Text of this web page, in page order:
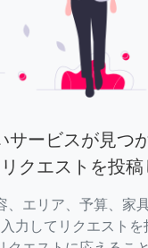
サービスが見つ
クエストを投稿
、エリア、予算、家
力してリクエストを